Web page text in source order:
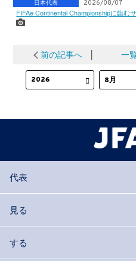
日本代表 2026/08/07
FIFAe Continental Championshipに臨む
前の記事へ 一
代表
見る
する